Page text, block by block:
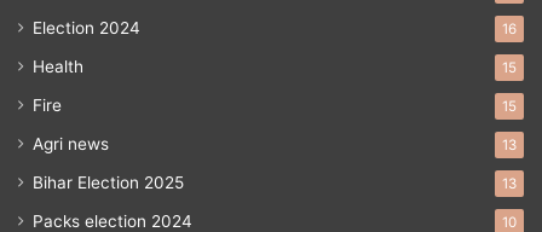
Election 2024 16
Health 15
Fire 15
Agri news 13
Bihar Election 2025 13
Packs election 2024 10